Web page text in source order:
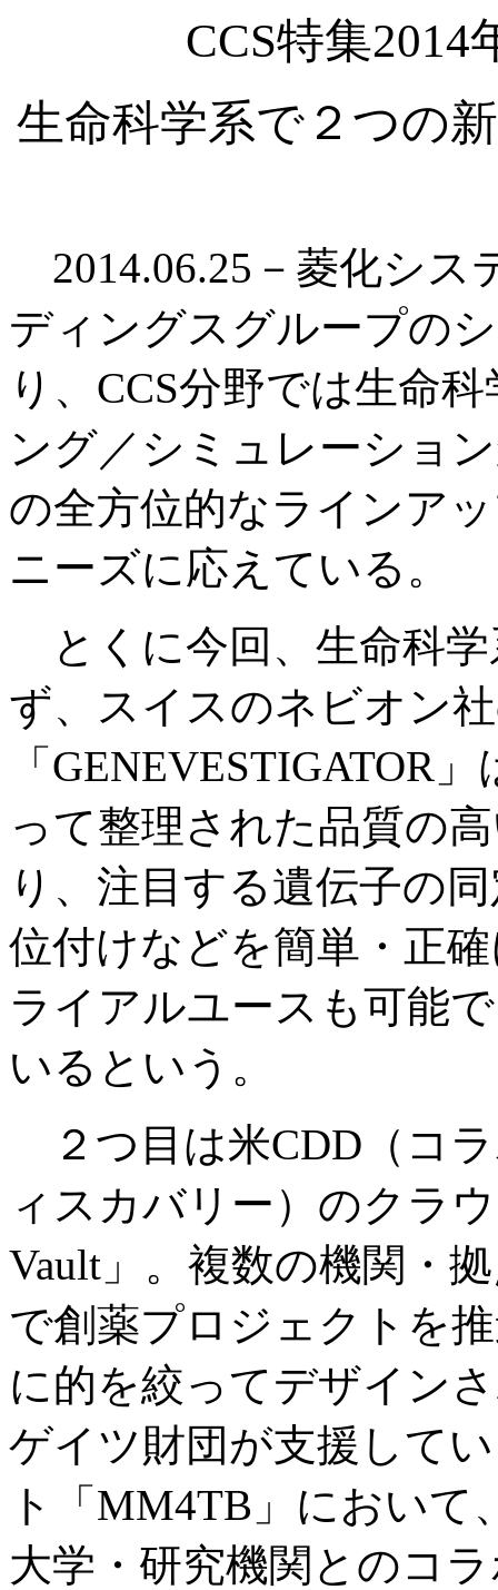
CCS特集
生命科学系で２つの
2014.06.25－菱化シス
ディングスグループの
り、CCS分野では生命
ング／シミュレーショ
の全方位的なラインア
ニーズに応えている。
とくに今回、生命科
ず、スイスのネビオン
「GENEVESTIGATOR
って整理された品質の
り、注目する遺伝子の
位付けなどを簡単・正
ライアルユースも可能
いるという。
２つ目は米CDD（コ
ィスカバリー）のクラ
Vault」。複数の機関・
で創薬プロジェクトを
に的を絞ってデザイン
ゲイツ財団が支援して
ト「MM4TB」におい
大学・研究機関とのコ